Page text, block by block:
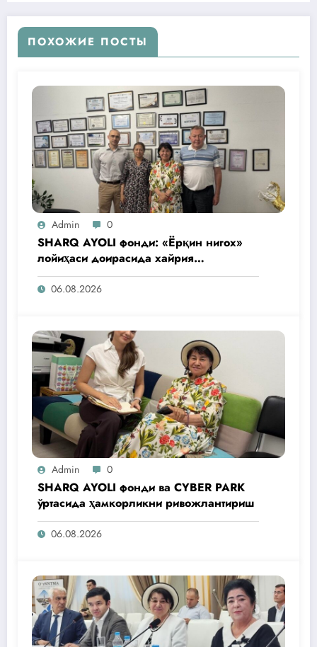
ПОХОЖИЕ ПОСТЫ
Admin 0
SHARQ AYOLI фонди: «Ёрқин нигох»
лойиҳаси доирасида хайрия
операциялари ўтказилади
06.08.2026
Admin 0
SHARQ AYOLI фонди ва CYBER PARK
ўртасида ҳамкорликни ривожлантириш
06.08.2026